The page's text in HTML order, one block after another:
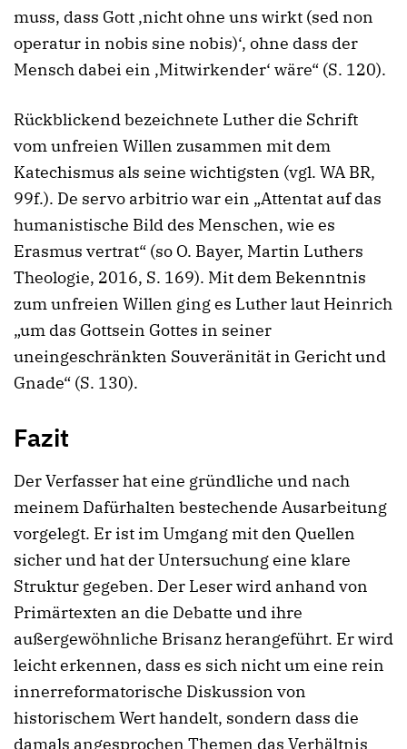
muss, dass Gott ‚nicht ohne uns wirkt (sed non
operatur in nobis sine nobis)‘, ohne dass der
Mensch dabei ein ‚Mitwirkender‘ wäre“ (S. 120).
Rückblickend bezeichnete Luther die Schrift
vom unfreien Willen zusammen mit dem
Katechismus als seine wichtigsten (vgl. WA BR,
99f.). De servo arbitrio war ein „Attentat auf das
humanistische Bild des Menschen, wie es
Erasmus vertrat“ (so O. Bayer, Martin Luthers
Theologie, 2016, S. 169). Mit dem Bekenntnis
zum unfreien Willen ging es Luther laut Heinrich
„um das Gottsein Gottes in seiner
uneingeschränkten Souveränität in Gericht und
Gnade“ (S. 130).
Fazit
Der Verfasser hat eine gründliche und nach
meinem Dafürhalten bestechende Ausarbeitung
vorgelegt. Er ist im Umgang mit den Quellen
sicher und hat der Untersuchung eine klare
Struktur gegeben. Der Leser wird anhand von
Primärtexten an die Debatte und ihre
außergewöhnliche Brisanz herangeführt. Er wird
leicht erkennen, dass es sich nicht um eine rein
innerreformatorische Diskussion von
historischem Wert handelt, sondern dass die
damals angesprochen Themen das Verhältnis